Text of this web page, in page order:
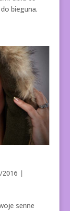
bieguna.
2016 |
senne